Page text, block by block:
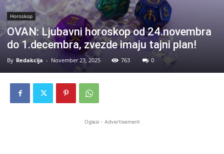
Horoskop
OVAN: Ljubavni horoskop od 24.novembra
do 1.decembra, zvezde imaju tajni plan!
By Redakcija - November 23, 2025 763 0
Oglasi - Advertisement